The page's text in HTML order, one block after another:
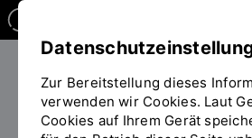
Die OTH
Einrichtungen
Zur Bereitstellung dieses
verwenden wir Cookies. Laut
Cookies auf Ihrem Gerät